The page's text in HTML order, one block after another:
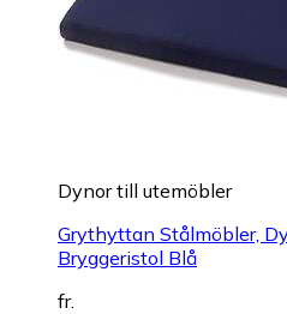
Dynor till utemöbler
Grythyttan Stålmöbler,
Bryggeristol Blå
fr.